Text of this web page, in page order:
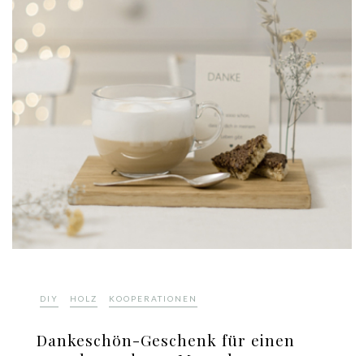
DIY HOLZ KOOPERATIONEN
Dankeschön-Geschenk für einen